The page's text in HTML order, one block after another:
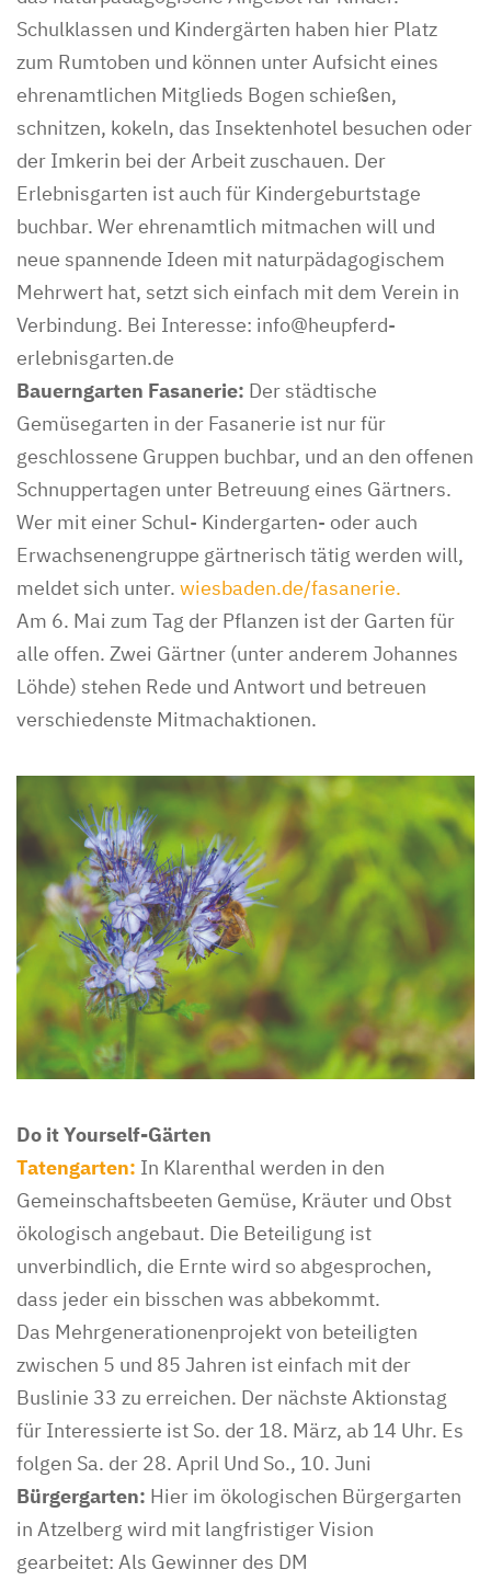
Schulklassen und Kindergärten haben hier Platz
zum Rumtoben und können unter Aufsicht eines
ehrenamtlichen Mitglieds Bogen schießen,
schnitzen, kokeln, das Insektenhotel besuchen oder
der Imkerin bei der Arbeit zuschauen. Der
Erlebnisgarten ist auch für Kindergeburtstage
buchbar. Wer ehrenamtlich mitmachen will und
neue spannende Ideen mit naturpädagogischem
Mehrwert hat, setzt sich einfach mit dem Verein in
Verbindung. Bei Interesse: info@heupferd-
erlebnisgarten.de
Bauerngarten Fasanerie: Der städtische
Gemüsegarten in der Fasanerie ist nur für
geschlossene Gruppen buchbar, und an den offenen
Schnuppertagen unter Betreuung eines Gärtners.
Wer mit einer Schul- Kindergarten- oder auch
Erwachsenengruppe gärtnerisch tätig werden will,
meldet sich unter. wiesbaden.de/fasanerie.
Am 6. Mai zum Tag der Pflanzen ist der Garten für
alle offen. Zwei Gärtner (unter anderem Johannes
Löhde) stehen Rede und Antwort und betreuen
verschiedenste Mitmachaktionen.
Do it Yourself-Gärten
Tatengarten: In Klarenthal werden in den
Gemeinschaftsbeeten Gemüse, Kräuter und Obst
ökologisch angebaut. Die Beteiligung ist
unverbindlich, die Ernte wird so abgesprochen,
dass jeder ein bisschen was abbekommt.
Das Mehrgenerationenprojekt von beteiligten
zwischen 5 und 85 Jahren ist einfach mit der
Buslinie 33 zu erreichen. Der nächste Aktionstag
für Interessierte ist So. der 18. März, ab 14 Uhr. Es
folgen Sa. der 28. April Und So., 10. Juni
Bürgergarten: Hier im ökologischen Bürgergarten
in Atzelberg wird mit langfristiger Vision
gearbeitet: Als Gewinner des DM